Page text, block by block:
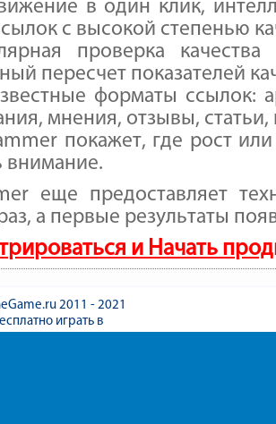
в один клик,
с высокой степенью
проверка
пересчет показателей
форматы ссылок:
мнения, отзывы,
покажет, где рост
внимание.
еще предоставляет
а первые результаты
и Начать
2011 - 2021
играть в
и мальчиков